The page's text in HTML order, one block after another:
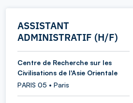
ASSISTANT
ADMINISTRATIF (H/F)
Centre de Recherche sur les
Civilisations de l'Asie Orientale
PARIS 05 • Paris